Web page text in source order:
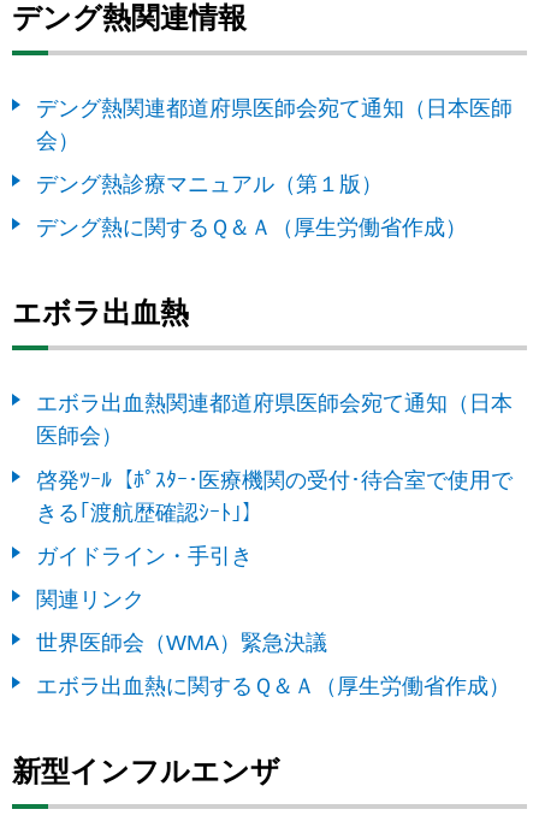
デング熱関連情報
デング熱関連都道府県医師会宛て通知（日本医師
会）
デング熱診療マニュアル（第１版）
デング熱に関するＱ＆Ａ（厚生労働省作成）
エボラ出血熱
エボラ出血熱関連都道府県医師会宛て通知（日本
医師会）
啓発ﾂｰﾙ【ﾎﾟｽﾀｰ･医療機関の受付･待合室で使用で
きる｢渡航歴確認ｼｰﾄ｣】
ガイドライン・手引き
関連リンク
世界医師会（WMA）緊急決議
エボラ出血熱に関するＱ＆Ａ（厚生労働省作成）
新型インフルエンザ